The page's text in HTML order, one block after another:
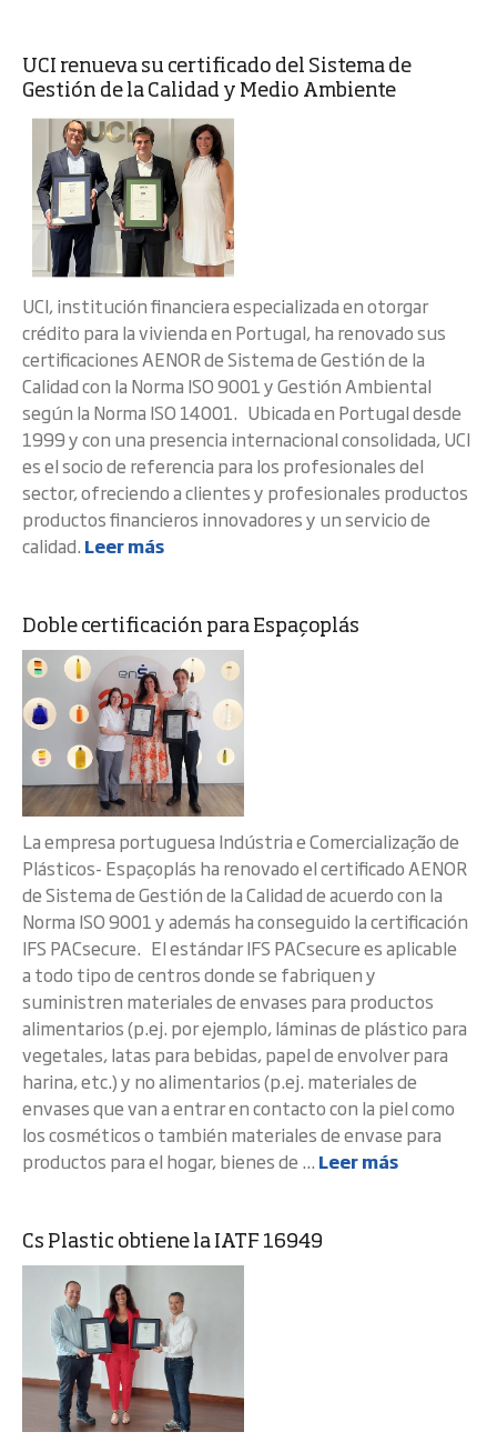
UCI renueva su certificado del Sistema de
Gestión de la Calidad y Medio Ambiente
UCI, institución financiera especializada en otorgar
crédito para la vivienda en Portugal, ha renovado sus
certificaciones AENOR de Sistema de Gestión de la
Calidad con la Norma ISO 9001 y Gestión Ambiental
según la Norma ISO 14001. Ubicada en Portugal desde
1999 y con una presencia internacional consolidada, UCI
es el socio de referencia para los profesionales del
sector, ofreciendo a clientes y profesionales productos
productos financieros innovadores y un servicio de
calidad. Leer más
Doble certificación para Espaçoplás
La empresa portuguesa Indústria e Comercialização de
Plásticos- Espaçoplás ha renovado el certificado AENOR
de Sistema de Gestión de la Calidad de acuerdo con la
Norma ISO 9001 y además ha conseguido la certificación
IFS PACsecure. El estándar IFS PACsecure es aplicable
a todo tipo de centros donde se fabriquen y
suministren materiales de envases para productos
alimentarios (p.ej. por ejemplo, láminas de plástico para
vegetales, latas para bebidas, papel de envolver para
harina, etc.) y no alimentarios (p.ej. materiales de
envases que van a entrar en contacto con la piel como
los cosméticos o también materiales de envase para
productos para el hogar, bienes de ... Leer más
Cs Plastic obtiene la IATF 16949